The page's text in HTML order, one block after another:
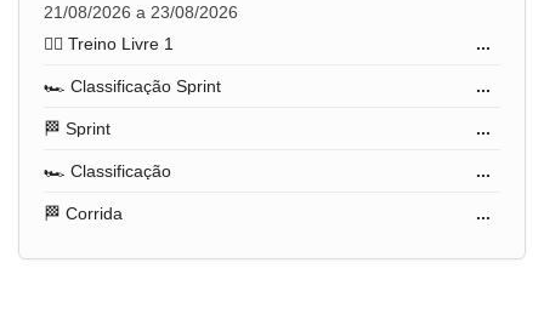
21/08/2026 a 23/08/2026
🏋️‍♂️ Treino Livre 1
...
🏎️ Classificação Sprint ...
🏁 Sprint ...
🏎️ Classificação ...
🏁 Corrida ...